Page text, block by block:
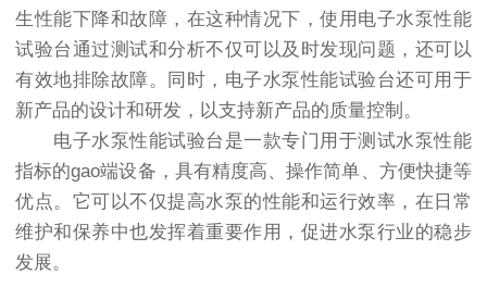
生性能下降和故障，在这种情况下，使用电子水泵性能
试验台通过测试和分析不仅可以及时发现问题，还可以
有效地排除故障。同时，电子水泵性能试验台还可用于
新产品的设计和研发，以支持新产品的质量控制。
电子水泵性能试验台是一款专门用于测试水泵性能
指标的gao端设备，具有精度高、操作简单、方便快捷等
优点。它可以不仅提高水泵的性能和运行效率，在日常
维护和保养中也发挥着重要作用，促进水泵行业的稳步
发展。